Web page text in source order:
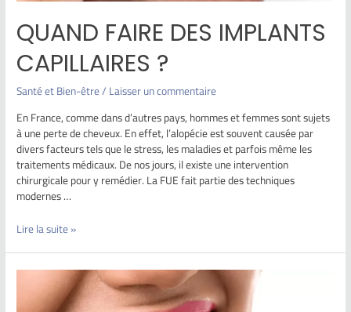
QUAND FAIRE DES IMPLANTS
CAPILLAIRES ?
Santé et Bien-être/Laisser un commentaire
En France, comme dans d’autres pays, hommes et femmes sont sujets
à une perte de cheveux. En effet, l’alopécie est souvent causée par
divers facteurs tels que le stress, les maladies et parfois même les
traitements médicaux. De nos jours, il existe une intervention
chirurgicale pour y remédier. La FUE fait partie des techniques
modernes …
Lire la suite »